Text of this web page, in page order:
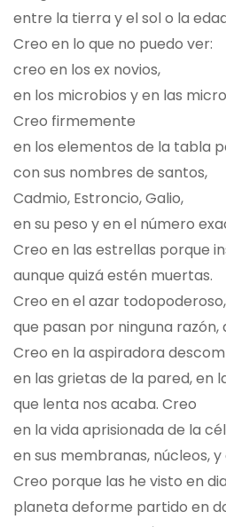
entre la tierra y el sol o la
Creo en lo que no puedo ver:
creo en los ex novios,
en los microbios y en las
Creo firmemente
en los elementos de la tabla
con sus nombres de santos,
Cadmio, Estroncio, Galio,
en su peso y en el número
Creo en las estrellas porque
aunque quizá estén muertas.
Creo en el azar
que pasan por ninguna razón,
Creo en la aspiradora
en las grietas de la pared, en
que lenta nos acaba. Creo
en la vida aprisionada de la
en sus membranas, núcleos,
Creo porque las he visto en
planeta deforme partido en